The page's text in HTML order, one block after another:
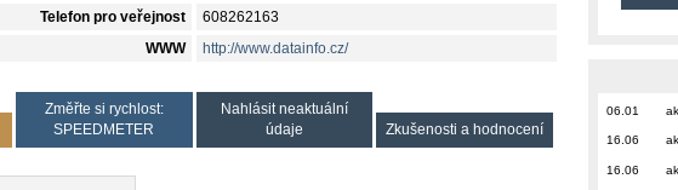
Telefon pro veřejnost 608262163
WWW http://www.datainfo.cz/
Změřte si rychlost:
SPEEDMETER
Nahlásit neaktuální
údaje
Zkušenosti a hodnocení
06.01
16.06
16.06